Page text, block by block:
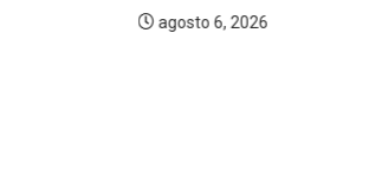
agosto 6, 2026